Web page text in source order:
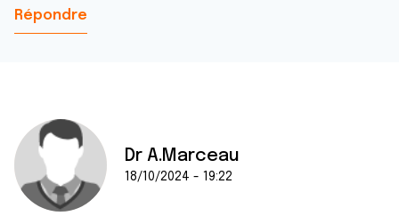
Répondre
Dr A.Marceau
18/10/2024 - 19:22